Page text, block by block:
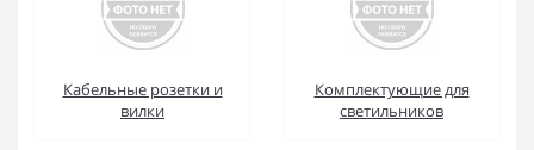
Кабельные розетки и
вилки
Комплектующие для
светильников